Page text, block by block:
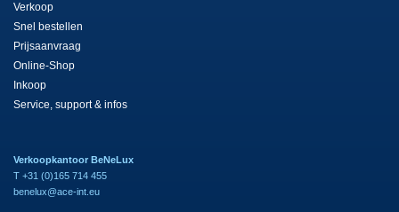
Verkoop
Snel bestellen
Prijsaanvraag
Online-Shop
Inkoop
Service, support & infos
Verkoopkantoor BeNeLux
T +31 (0)165 714 455
benelux@ace-int.eu